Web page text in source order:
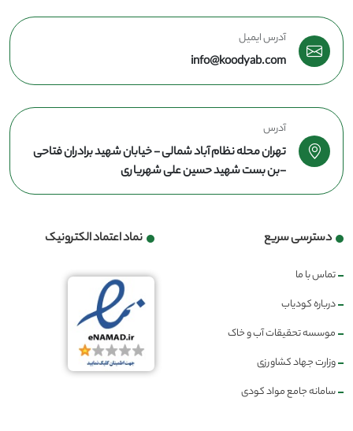
آدرس ایمیل
info@koodyab.com
آدرس
تهران محله نظام آباد شمالی - خیابان شهید برادران فتاحی
-بن بست شهید حسین علی شهریاری
دسترسی سریع
تماس با ما
درباره کودیاب
موسسه تحقیقات آب و خاک
وزارت جهاد کشاورزی
سامانه جامع مواد کودی
نماد اعتماد الکترونیک